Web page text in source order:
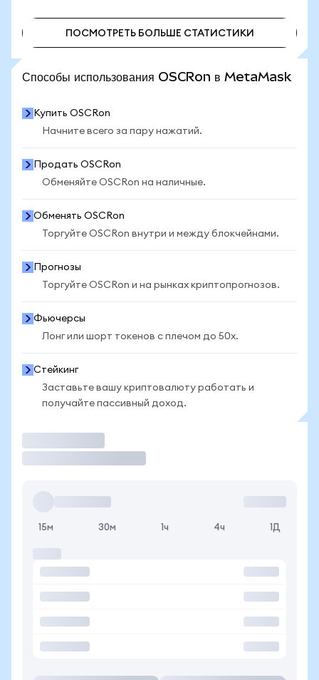
ПОСМОТРЕТЬ БОЛЬШЕ СТАТИСТИКИ
Способы использования OSCRon в MetaMask
Купить OSCRon
Начните всего за пару нажатий.
Продать OSCRon
Обменяйте OSCRon на наличные.
Обменять OSCRon
Торгуйте OSCRon внутри и между блокчейнами.
Прогнозы
Торгуйте OSCRon и на рынках криптопрогнозов.
Фьючерсы
Лонг или шорт токенов с плечом до 50x.
Стейкинг
Заставьте вашу криптовалюту работать и
получайте пассивный доход.
15м 30м 1ч 4ч 1Д